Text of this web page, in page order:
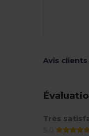
Avis
Très
5.0